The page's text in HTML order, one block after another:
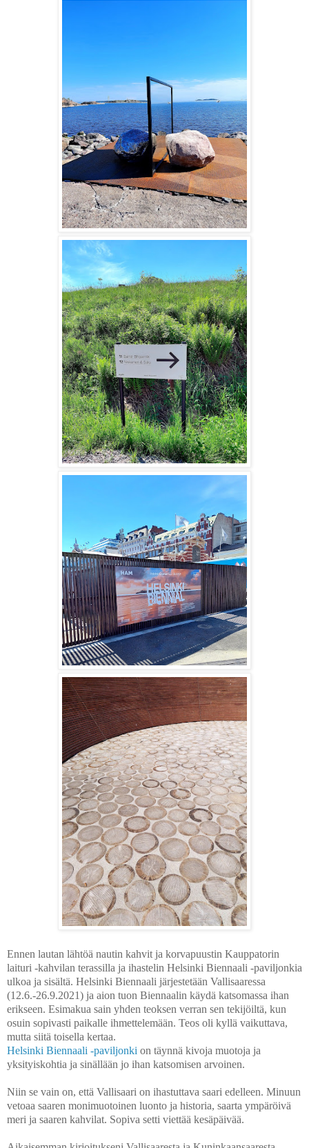
Ennen lautan lähtöä nautin kahvit ja korvapuustin Kauppatorin
laituri -kahvilan terassilla ja ihastelin Helsinki Biennaali -paviljonkia
ulkoa ja sisältä. Helsinki Biennaali järjestetään Vallisaaressa
(12.6.-26.9.2021) ja aion tuon Biennaalin käydä katsomassa ihan
erikseen. Esimakua sain yhden teoksen verran sen tekijöiltä, kun
osuin sopivasti paikalle ihmettelemään. Teos oli kyllä vaikuttava,
mutta siitä toisella kertaa.
Helsinki Biennaali -paviljonki on täynnä kivoja muotoja ja
yksityiskohtia ja sinällään jo ihan katsomisen arvoinen.
Niin se vain on, että Vallisaari on ihastuttava saari edelleen. Minuun
vetoaa saaren monimuotoinen luonto ja historia, saarta ympäröivä
meri ja saaren kahvilat. Sopiva setti viettää kesäpäivää.